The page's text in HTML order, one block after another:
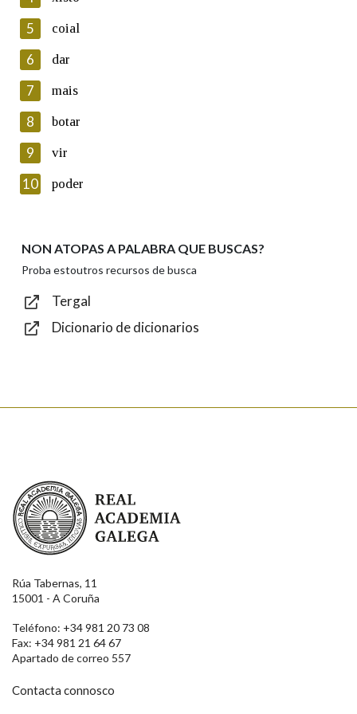
Lin e acepto as condicións da política de
Introduce o código que aparece na imaxe:
Texto de verificación
Enviar
5 coial
6 dar
7 mais
8 botar
9 vir
10 poder
NON ATOPAS A PALABRA QUE BUSCAS?
Proba estoutros recursos de busca
Tergal
Dicionario de dicionarios
Real Academia Galega
Rúa Tabernas, 11
15001 - A Coruña
Teléfono: +34 981 20 73 08
Fax: +34 981 21 64 67
Apartado de correo 557
Contacta connosco